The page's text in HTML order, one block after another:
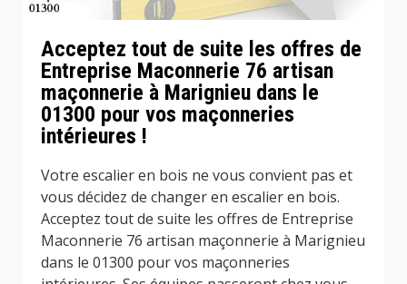
Acceptez tout de suite les offres de
Entreprise Maconnerie 76 artisan
maçonnerie à Marignieu dans le
01300 pour vos maçonneries
intérieures !
Votre escalier en bois ne vous convient pas et
vous décidez de changer en escalier en bois.
Acceptez tout de suite les offres de Entreprise
Maconnerie 76 artisan maçonnerie à Marignieu
dans le 01300 pour vos maçonneries